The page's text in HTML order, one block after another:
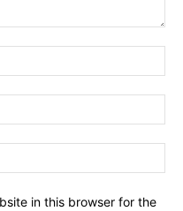
in this browser for the